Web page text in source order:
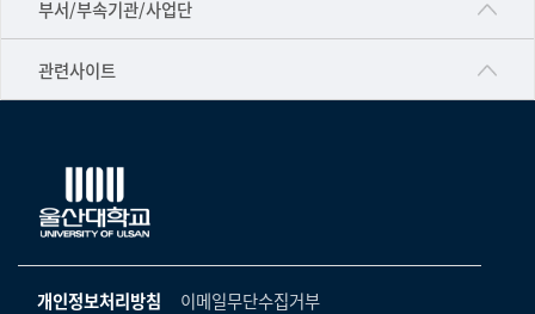
▷일본어·일본학과
▷프랑스어·프랑스학과
▷스페인·중남미학과
▷철학·상담학과
부서/부속기관/사업단
공학교육혁신센터
국제교류처
기초과학연구소
관련사이트
건강가정지원센터
교수협의회
노동조합
생명윤리위원회
온라인 기술거래 플랫폼
개인정보처리방침 이메일무단수집거부